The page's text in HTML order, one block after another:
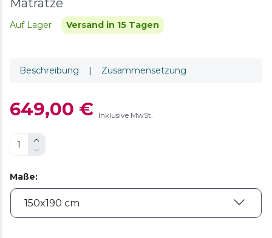
Matratze
Auf Lager Versand in 15 Tagen
Beschreibung | Zusammensetzung
649,00 € Inklusive MwSt.
Maße: